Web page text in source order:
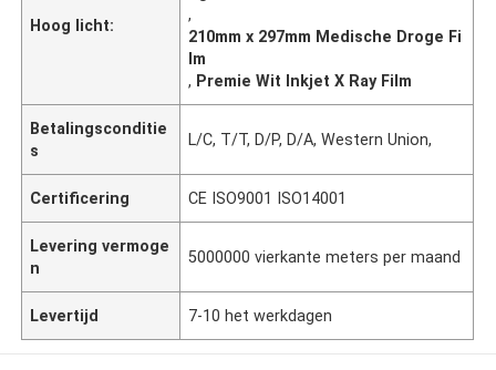
Hoog licht:
,
210mm x 297mm Medische Droge Fi
lm
, Premie Wit Inkjet X Ray Film
Betalingsconditie
s
L/C, T/T, D/P, D/A, Western Union,
Certificering CE ISO9001 ISO14001
Levering vermoge
n
5000000 vierkante meters per maand
Levertijd 7-10 het werkdagen